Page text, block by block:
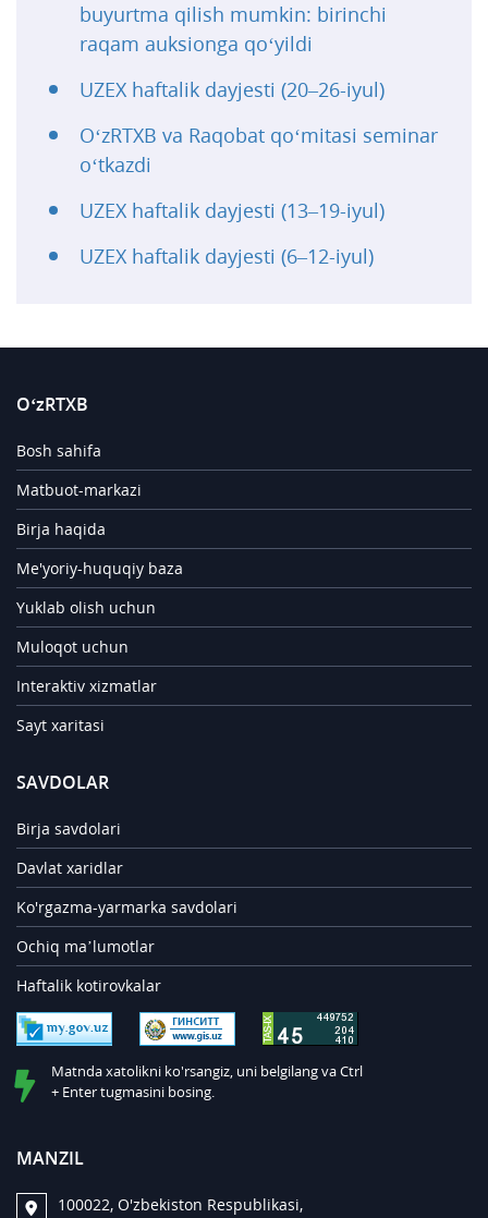
buyurtma qilish mumkin: birinchi
raqam auksionga qo‘yildi
UZEX haftalik dayjesti (20–26-iyul)
O‘zRTXB va Raqobat qo‘mitasi seminar
o‘tkazdi
UZEX haftalik dayjesti (13–19-iyul)
UZEX haftalik dayjesti (6–12-iyul)
O‘zRTXB
Bosh sahifa
Matbuot-markazi
Birja haqida
Me'yoriy-huquqiy baza
Yuklab olish uchun
Muloqot uchun
Interaktiv xizmatlar
Sayt xaritasi
SAVDOLAR
Birja savdolari
Davlat xaridlar
Ko'rgazma-yarmarka savdolari
Ochiq ma’lumotlar
Haftalik kotirovkalar
Matnda xatolikni ko'rsangiz, uni belgilang va Ctrl
+ Enter tugmasini bosing.
MANZIL
100022, O'zbekiston Respublikasi,